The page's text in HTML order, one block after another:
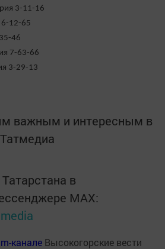
3-11-16
6-12-65
46
7-63-66
3-29-13
важным и интересным в
Татмедиа
в
MАХ:
канале Высокогорские вести